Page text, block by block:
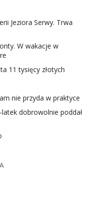
Jeziora Serwy. Trwa
W wakacje w
11 tysięcy złotych
nie przyda w praktyce
dobrowolnie poddał